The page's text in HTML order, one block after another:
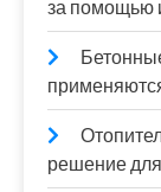
за помощью
решение